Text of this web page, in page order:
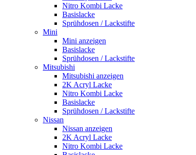
Nitro Kombi Lacke
Basislacke
Sprühdosen / Lackstifte
Mini
Mini anzeigen
Basislacke
Sprühdosen / Lackstifte
Mitsubishi
Mitsubishi anzeigen
2K Acryl Lacke
Nitro Kombi Lacke
Basislacke
Sprühdosen / Lackstifte
Nissan
Nissan anzeigen
2K Acryl Lacke
Nitro Kombi Lacke